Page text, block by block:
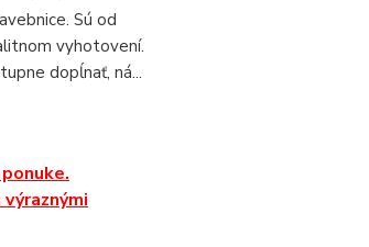
Sú od
vyhotovení.
dopĺnať, ná...